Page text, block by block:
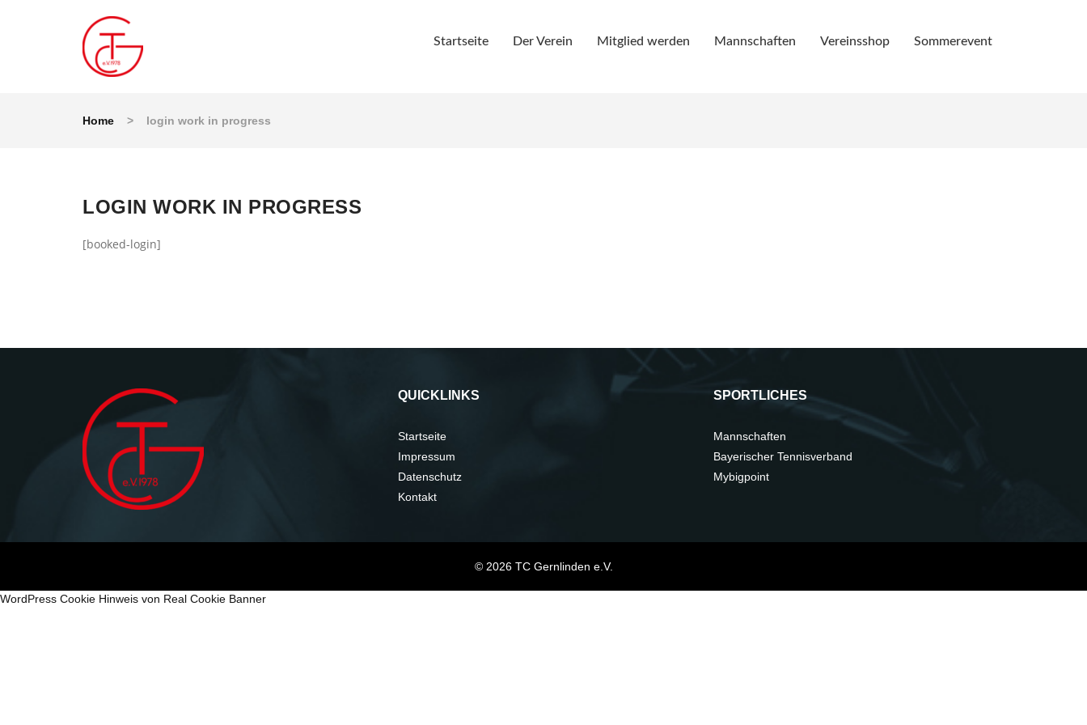
Startseite Der Verein Mitglied werden Mannschaften Vereinsshop Sommerevent
Home > login work in progress
LOGIN WORK IN PROGRESS
[booked-login]
QUICKLINKS
Startseite
Impressum
Datenschutz
Kontakt
SPORTLICHES
Mannschaften
Bayerischer Tennisverband
Mybigpoint
© 2026 TC Gernlinden e.V.
WordPress Cookie Hinweis von Real Cookie Banner